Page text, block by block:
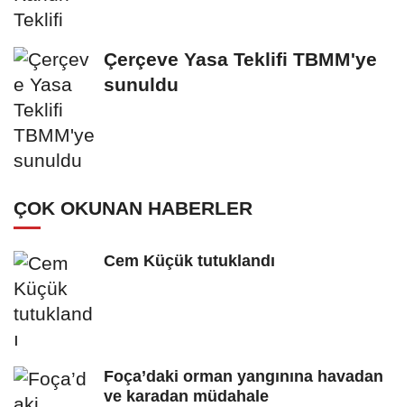
Çerçeve Yasa Teklifi TBMM'ye
sunuldu
ÇOK OKUNAN HABERLER
Cem Küçük tutuklandı
Foça’daki orman yangınına havadan
ve karadan müdahale